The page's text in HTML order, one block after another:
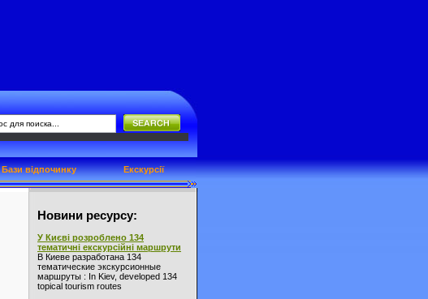
Новини ресурсу:
У Києві розроблено 134
тематичні екскурсійні маршрути
В Киеве разработана 134
тематические экскурсионные
маршруты : In Kiev, developed 134
topical tourism routes
Бази відпочинку Екскурсії